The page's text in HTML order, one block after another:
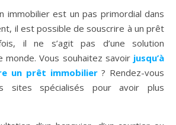
immobilier est un pas primordial dans
il est possible de souscrire à un prêt
il ne s’agit pas d’une solution
monde. Vous souhaitez savoir jusqu’à
un prêt immobilier ? Rendez-vous
sites spécialisés pour avoir plus